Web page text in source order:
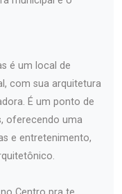
é um local de
com sua arquitetura
É um ponto de
oferecendo uma
e entretenimento,